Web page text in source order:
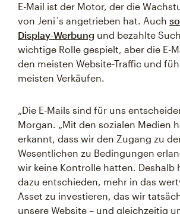
E-Mail ist der Motor, der die
von Jeni´s angetrieben hat. Auch
Display-Werbung und bezahlte
wichtige Rolle gespielt, aber die E-
den meisten Website-Traffic und
meisten Verkäufen.
„Die E-Mails sind für uns
Morgan. „Mit den sozialen Medien
erkannt, dass wir den Zugang zu
Wesentlichen zu Bedingungen
wir keine Kontrolle hatten. Deshalb
dazu entschieden, mehr in das
Asset zu investieren, das wir
unsere Website – und gleichzeitig